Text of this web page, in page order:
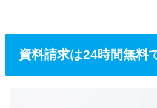
資料請求は24時間無料